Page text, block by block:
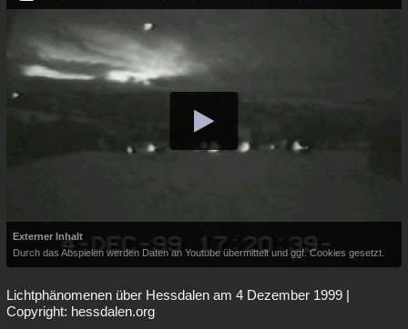
Externer Inhalt
Durch das Abspielen werden Daten an Youtube übermittelt und ggf. Cookies gesetzt.
Lichtphänomenen über Hessdalen am 4 Dezember 1999 |
Copyright: hessdalen.org